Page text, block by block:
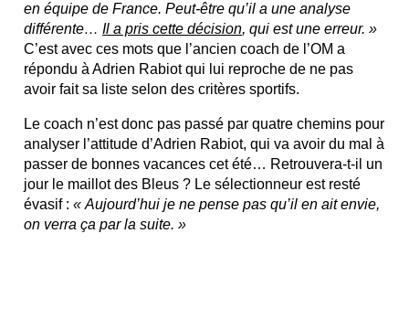
en équipe de France. Peut-être qu’il a une analyse
différente…Il a pris cette décision, qui est une erreur. »
C’est avec ces mots que l’ancien coach de l’OM a
répondu à Adrien Rabiot qui lui reproche de ne pas
avoir fait sa liste selon des critères sportifs.
Le coach n’est donc pas passé par quatre chemins pour
analyser l’attitude d’Adrien Rabiot, qui va avoir du mal à
passer de bonnes vacances cet été… Retrouvera-t-il un
jour le maillot des Bleus ? Le sélectionneur est resté
évasif :« Aujourd’hui je ne pense pas qu’il en ait envie,
on verra ça par la suite. »